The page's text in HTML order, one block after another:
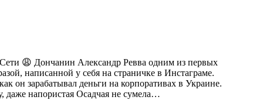
Сети 😩 Дончанин Александр Ревва одним из первых
написанной у себя на страничке в Инстаграме.
он зарабатывал деньги на корпоративах в Украине.
даже напористая Осадчая не сумела…